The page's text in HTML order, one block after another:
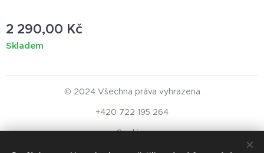
2 290,00 Kč
Skladem
© 2024 Všechna práva vyhrazena
+420 722 195 264
Cookies